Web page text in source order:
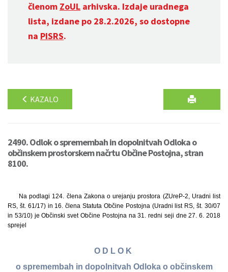
členom ZoUL arhivska. Izdaje uradnega
lista, izdane po 28.2.2026, so dostopne
na PISRS.
KAZALO
2490. Odlok o spremembah in dopolnitvah Odloka o
občinskem prostorskem načrtu Občine Postojna, stran
8100.
Na podlagi 124. člena Zakona o urejanju prostora (ZUreP-2, Uradni list
RS, št. 61/17) in 16. člena Statuta Občine Postojna (Uradni list RS, št. 30/07
in 53/10) je Občinski svet Občine Postojna na 31. redni seji dne 27. 6. 2018
sprejel
O D L O K
o spremembah in dopolnitvah Odloka o občinskem